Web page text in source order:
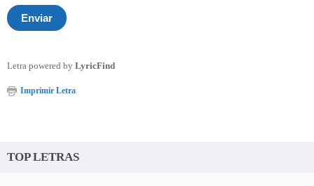
Letra powered by LyricFind
Imprimir Letra
TOP LETRAS